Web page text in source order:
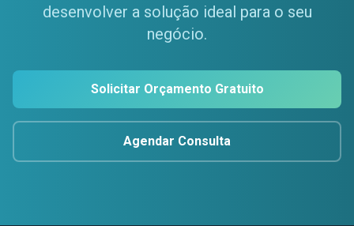
desenvolver a solução ideal para o seu
negócio.
Solicitar Orçamento Gratuito
Agendar Consulta